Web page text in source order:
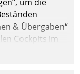
& Übergaben“
Cockpits im